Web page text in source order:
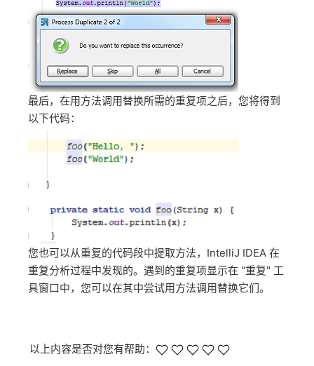
最后，在用方法调用替换所需的重复项之后，您将得到
以下代码：
您也可以从重复的代码段中提取方法，IntelliJ IDEA 在
重复分析过程中发现的。遇到的重复项显示在 "重复" 工
具窗口中，您可以在其中尝试用方法调用替换它们。
以上内容是否对您有帮助：